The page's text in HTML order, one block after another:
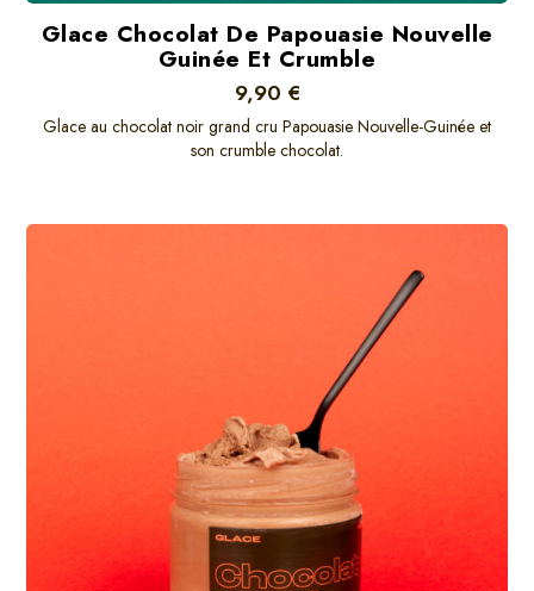
Glace Chocolat De Papouasie Nouvelle
Guinée Et Crumble
9,90 €
Glace au chocolat noir grand cru Papouasie Nouvelle-Guinée et
son crumble chocolat.